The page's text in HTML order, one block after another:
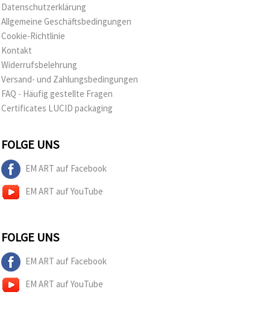
Datenschutzerklärung
Allgemeine Geschäftsbedingungen
Cookie-Richtlinie
Kontakt
Widerrufsbelehrung
Versand- und Zahlungsbedingungen
FAQ - Häufig gestellte Fragen
Certificates LUCID packaging
FOLGE UNS
EM ART auf Facebook
EM ART auf YouTube
FOLGE UNS
EM ART auf Facebook
EM ART auf YouTube